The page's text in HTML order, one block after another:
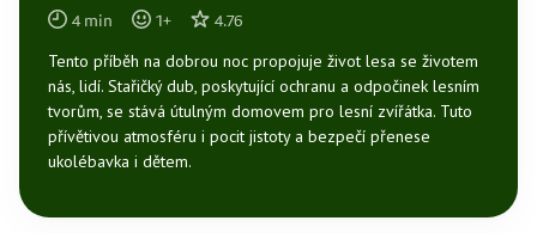
4min 1+ 4.76
Tento příběh na dobrou noc propojuje život lesa se životem
nás, lidí. Stařičký dub, poskytující ochranu a odpočinek lesním
tvorům, se stává útulným domovem pro lesní zvířátka. Tuto
přívětivou atmosféru i pocit jistoty a bezpečí přenese
ukolébavka i dětem.